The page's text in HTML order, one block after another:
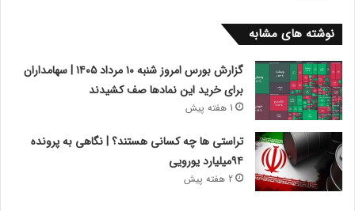
نوشته های مشابه
گزارش بورس امروز شنبه ۱۰ مرداد ۱۴۰۵ | سهامداران
برای خرید این نمادها صف کشیدند
1 هفته پیش
تراستی ها چه کسانی هستند؟ | نگاهی به پرونده
۹۴میلیارد یورویی
2 هفته پیش